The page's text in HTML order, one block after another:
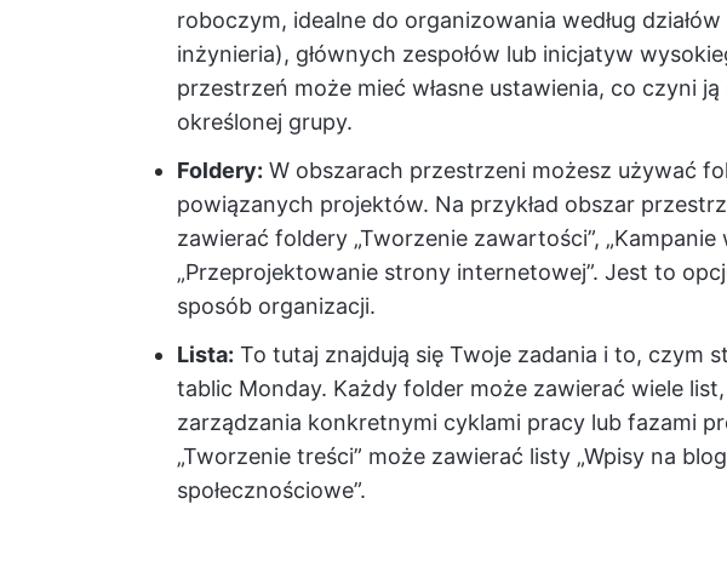
roboczym, idealne do organizowania według
inżynieria), głównych zespołów lub inicjatyw
przestrzeń może mieć własne ustawienia, co czyni
określonej grupy.
Foldery: W obszarach przestrzeni możesz używać
powiązanych projektów. Na przykład obszar
zawierać foldery „Tworzenie zawartości”, „Kampanie
„Przeprojektowanie strony internetowej”. Jest to
sposób organizacji.
Lista: To tutaj znajdują się Twoje zadania i to, czym
tablic Monday. Każdy folder może zawierać wiele
zarządzania konkretnymi cyklami pracy lub fazami
„Tworzenie treści” może zawierać listy „Wpisy na
społecznościowe”.